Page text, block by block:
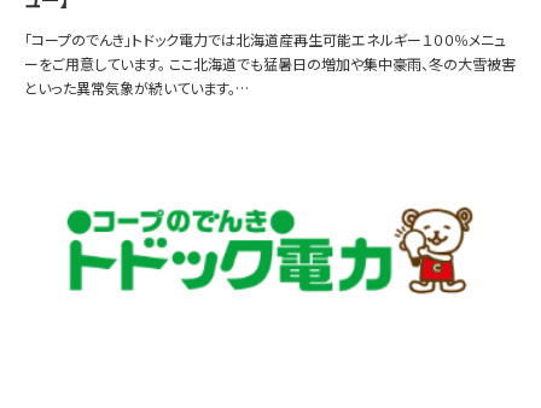
「コープのでんき」トドック電力では北海道産再生可能エネルギー１００％メニュ
ーをご用意しています。 ここ北海道でも猛暑日の増加や集中豪雨、冬の大雪被害
といった異常気象が続いています。…